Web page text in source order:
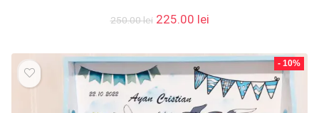
250.00lei Prețul
fost:
250.00 lei.
225.00 leiPrețul
225.00 lei.
- 10%